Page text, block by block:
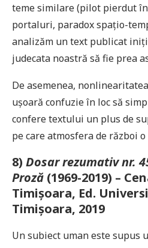
teme similare (pilot pierdut
portaluri, paradox spațio-
analizăm un text publicat
judecata noastră să fie prea
De asemenea,
ușoară confuzie în loc să
confere textului un plus de
pe care atmosfera de război
8) Dosar rezumativ nr.
Proză (1969-2019) –
Timișoara, Ed.
Timișoara, 2019
Un subiect uman este supus